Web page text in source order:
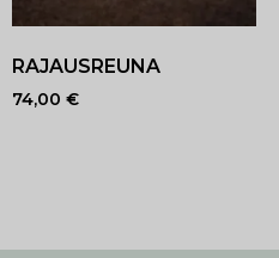
RAJAUSREUNA
74,00 €